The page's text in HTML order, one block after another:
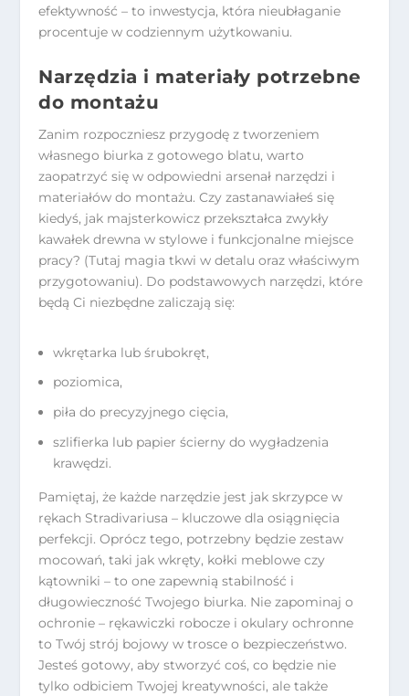
efektywność – to inwestycja, która nieubłaganie
procentuje w codziennym użytkowaniu.
Narzędzia i materiały potrzebne
do montażu
Zanim rozpoczniesz przygodę z tworzeniem
własnego biurka z gotowego blatu, warto
zaopatrzyć się w odpowiedni arsenał narzędzi i
materiałów do montażu. Czy zastanawiałeś się
kiedyś, jak majsterkowicz przekształca zwykły
kawałek drewna w stylowe i funkcjonalne miejsce
pracy? (Tutaj magia tkwi w detalu oraz właściwym
przygotowaniu). Do podstawowych narzędzi, które
będą Ci niezbędne zaliczają się:
wkrętarka lub śrubokręt,
poziomica,
piła do precyzyjnego cięcia,
szlifierka lub papier ścierny do wygładzenia
krawędzi.
Pamiętaj, że każde narzędzie jest jak skrzypce w
rękach Stradivariusa – kluczowe dla osiągnięcia
perfekcji. Oprócz tego, potrzebny będzie zestaw
mocowań, taki jak wkręty, kołki meblowe czy
kątowniki – to one zapewnią stabilność i
długowieczność Twojego biurka. Nie zapominaj o
ochronie – rękawiczki robocze i okulary ochronne
to Twój strój bojowy w trosce o bezpieczeństwo.
Jesteś gotowy, aby stworzyć coś, co będzie nie
tylko odbiciem Twojej kreatywności, ale także